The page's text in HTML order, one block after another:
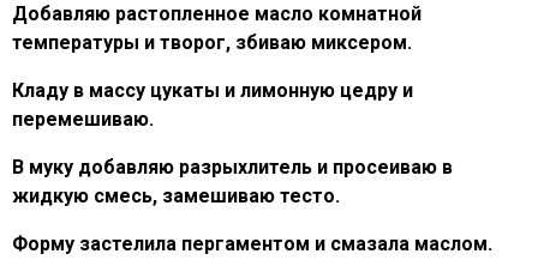
Добавляю растопленное масло комнатной
температуры и творог, збиваю миксером.
Кладу в массу цукаты и лимонную цедру и
перемешиваю.
В муку добавляю разрыхлитель и просеиваю в
жидкую смесь, замешиваю тесто.
Форму застелила пергаментом и смазала маслом.